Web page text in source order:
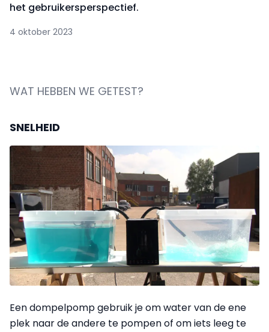
het gebruikersperspectief.
4 oktober 2023
WAT HEBBEN WE GETEST?
SNELHEID
Een dompelpomp gebruik je om water van de ene
plek naar de andere te pompen of om iets leeg te